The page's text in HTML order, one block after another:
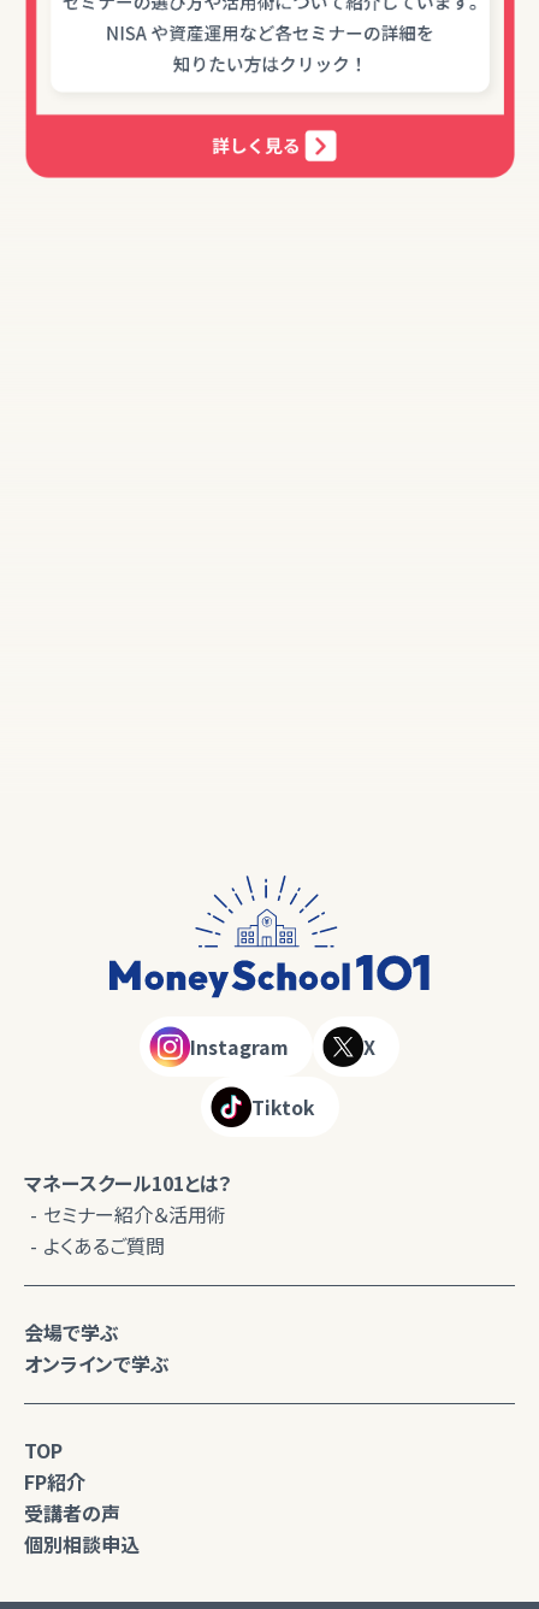
Instagram X
Tiktok
マネースクール101とは？
セミナー紹介＆活用術
よくあるご質問
会場で学ぶ
オンラインで学ぶ
TOP
FP紹介
受講者の声
個別相談申込